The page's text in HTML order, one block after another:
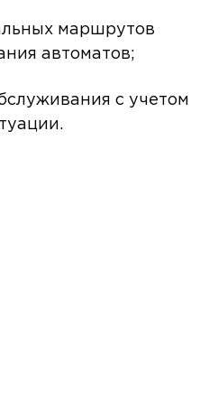
маршрутов
автоматов;
с учетом